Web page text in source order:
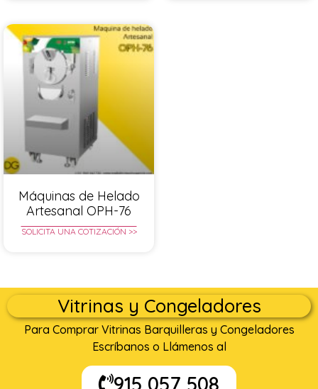
Máquinas de Helado
Artesanal OPH-76
SOLICITA UNA COTIZACIÓN >>
Vitrinas y Congeladores
Para Comprar Vitrinas Barquilleras y Congeladores
Escríbanos o Llámenos al
915 057 508